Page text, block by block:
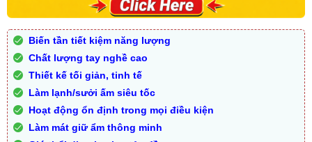
Biến tần tiết kiệm năng lượng
Chất lượng tay nghề cao
Thiết kế tối giản, tinh tế
Làm lạnh/sưởi ấm siêu tốc
Hoạt động ổn định trong mọi điều kiện
Làm mát giữ ẩm thông minh